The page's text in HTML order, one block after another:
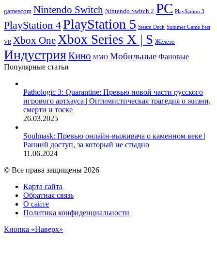
gamescom Nintendo Switch Nintendo Switch 2 PC PlayStation 3
PlayStation 4PlayStation 5 Steam Deck Summer Game Fest
VR Xbox OneXbox Series X | S Железо
ИндустрияКино ММО Мобильные Фановые
Популярные статьи
Pathologic 3: Quarantine: Превью новой части русского
игрового артхауса | Оптимистическая трагедия о жизни,
смерти и тоске
26.03.2025
Soulmask: Превью онлайн-выживача о каменном веке |
Ранний доступ, за который не стыдно
11.06.2024
© Все права защищены 2026
Карта сайта
Обратная связь
О сайте
Политика конфиденциальности
Кнопка «Наверх»